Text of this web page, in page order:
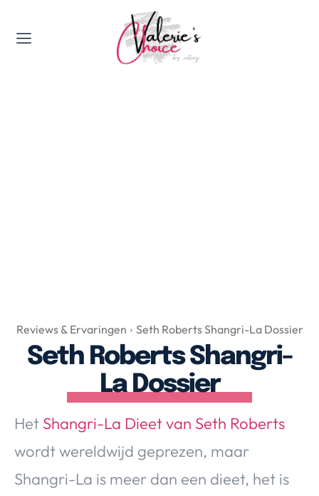
Valerie's Topics
Over Valerie
Over Valerie
De Top 5
VALERIE'S CHOICE
Food & Drinks Health & Beauty Gadgets
Huis & Tuin
Reviews & Ervaringen Seth Roberts Shangri-La Dossier
Seth Roberts Shangri-
La Dossier
Het Shangri-La Dieet van Seth Roberts
wordt wereldwijd geprezen, maar
Shangri-La is meer dan een dieet, het is